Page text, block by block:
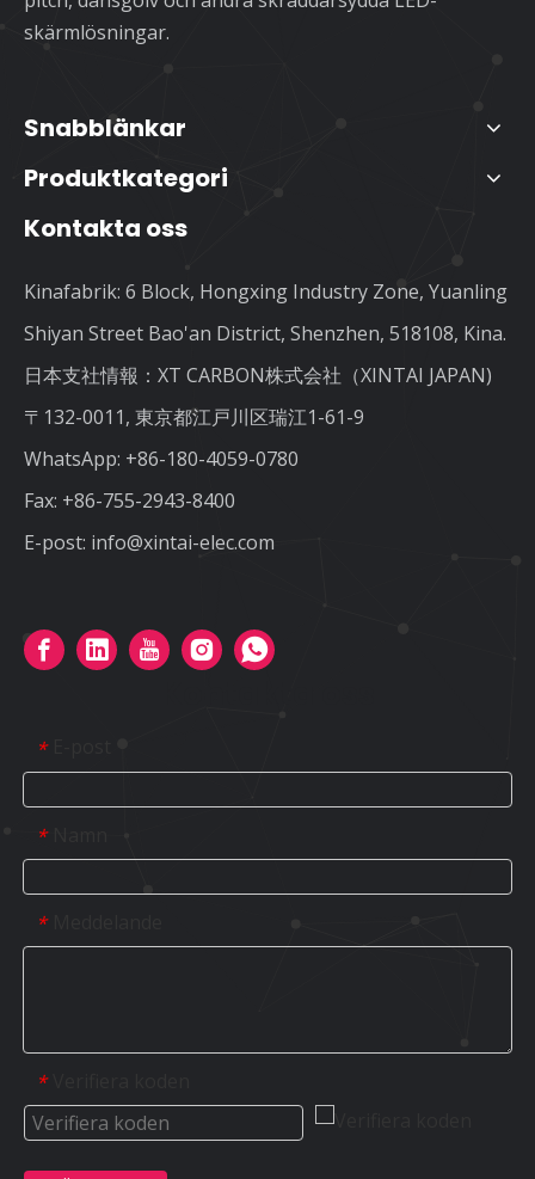
skärmlösningar.
Snabblänkar
Produktkategori
Kontakta oss
Kinafabrik: 6 Block, Hongxing Industry Zone, Yuanling
Shiyan Street Bao'an District, Shenzhen, 518108, Kina.
日本支社情報：XT CARBON株式会社（XINTAI JAPAN)
〒132-0011, 東京都江戸川区瑞江1-61-9
WhatsApp: +86-180-4059-0780
Fax: +86-755-2943-8400
E-post: info@xintai-elec.com
*
*
*
*